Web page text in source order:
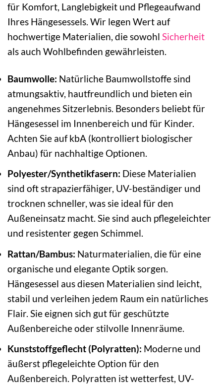
für Komfort, Langlebigkeit und Pflegeaufwand
Ihres Hängesessels. Wir legen Wert auf
hochwertige Materialien, die sowohl Sicherheit
als auch Wohlbefinden gewährleisten.
Baumwolle: Natürliche Baumwollstoffe sind
atmungsaktiv, hautfreundlich und bieten ein
angenehmes Sitzerlebnis. Besonders beliebt für
Hängesessel im Innenbereich und für Kinder.
Achten Sie auf kbA (kontrolliert biologischer
Anbau) für nachhaltige Optionen.
Polyester/Synthetikfasern: Diese Materialien
sind oft strapazierfähiger, UV-beständiger und
trocknen schneller, was sie ideal für den
Außeneinsatz macht. Sie sind auch pflegeleichter
und resistenter gegen Schimmel.
Rattan/Bambus: Naturmaterialien, die für eine
organische und elegante Optik sorgen.
Hängesessel aus diesen Materialien sind leicht,
stabil und verleihen jedem Raum ein natürliches
Flair. Sie eignen sich gut für geschützte
Außenbereiche oder stilvolle Innenräume.
Kunststoffgeflecht (Polyratten): Moderne und
äußerst pflegeleichte Option für den
Außenbereich. Polyratten ist wetterfest, UV-